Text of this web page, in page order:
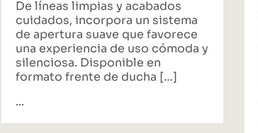
De líneas limpias y acabados
cuidados, incorpora un sistema
de apertura suave que favorece
una experiencia de uso cómoda y
silenciosa. Disponible en
formato frente de ducha […]
...